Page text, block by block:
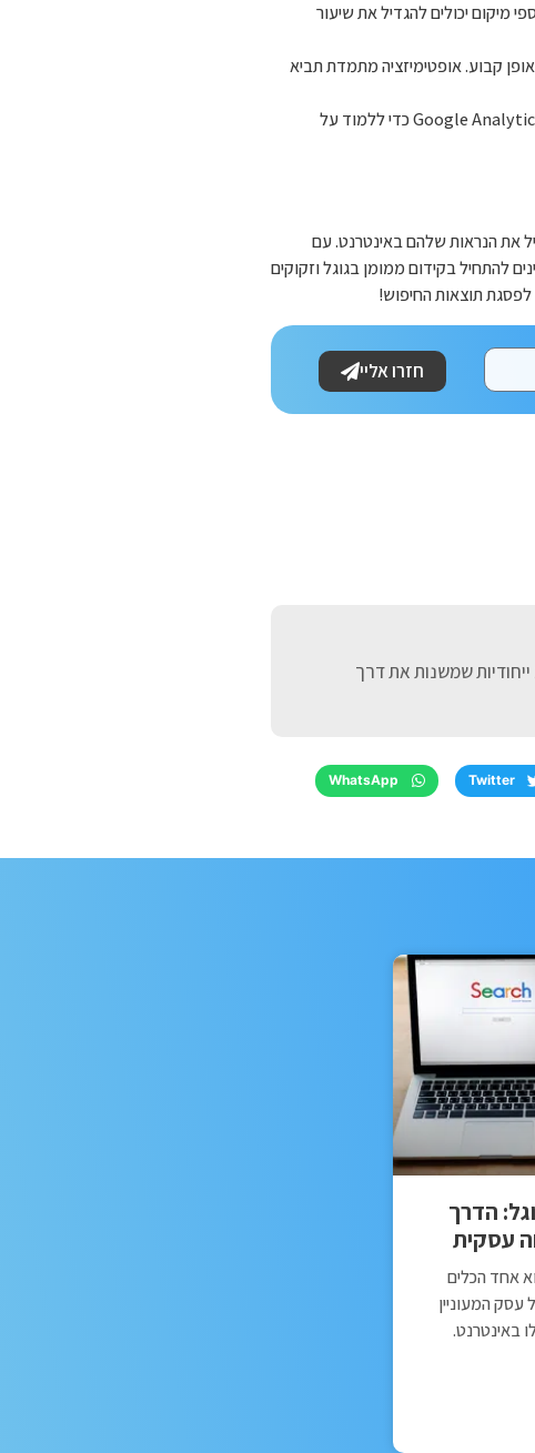
מיקום יכולים להגדיל את שיעור
קבוע. אופטימיזציה מתמדת תביא
: הכרת הקהל שלכם היא המפתח להצלחה. השתמשו בכלים כמו Google Analytics כדי ללמוד על
את הנראות שלהם באינטרנט. עם
להתחיל בקידום ממומן בגוגל וזקוקים
חזרו אליי
שמשנות את דרך
Twitter
WhatsApp
הדרך
עסקית
אחד הכלים
המעוניין
באינטרנט.